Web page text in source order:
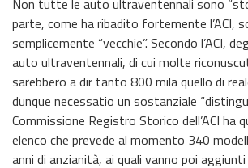
Non tutte le auto ultraventennali sono
parte, come ha ribadito fortemente l’ACI,
semplicemente “vecchie”. Secondo l’ACI,
auto ultraventennali, di cui molte
sarebbero a dir tanto 800 mila quello di
dunque necessatio un sostanziale
Commissione Registro Storico dell’ACI ha
elenco che prevede al momento 340
anni di anzianità, ai quali vanno poi